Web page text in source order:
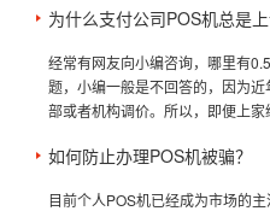
为什么支付公司POS机总是上
经常有网友向小编咨询，哪里有
题，小编一般是不回答的，因为
部或者机构调价。所以，即便上
如何防止办理POS机被骗？
目前个人POS机已经成为市场的